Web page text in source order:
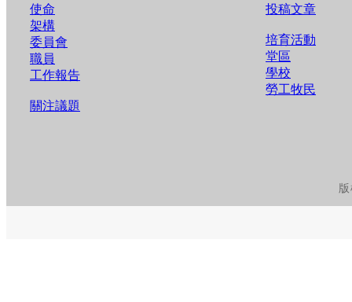
使命
架構
委員會
職員
工作報告
關注議題
投稿文章
培育活動
堂區
學校
勞工牧民